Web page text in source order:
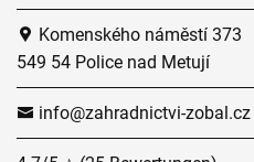
Komenského náměstí 373
549 54 Police nad Metují
info@zahradnictvi-zobal.cz